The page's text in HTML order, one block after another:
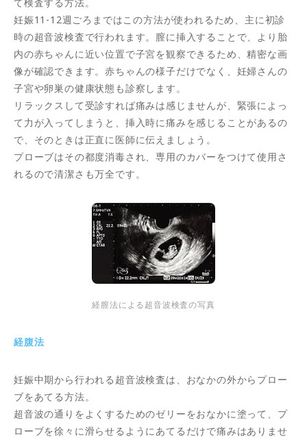
妊娠11-12週ごろまではこの方法が使われるため、主に初診
時の超音波検査で行われます。膣に挿入することで、より胎
内の赤ちゃんに近い位置で子宮を観察できるため、精密な画
像が確認できます。赤ちゃんの様子だけでなく、妊婦さんの
子宮や卵巣の健康状態も診察します。
リラックスして受診すれば痛みは感じませんが、緊張によっ
て力が入ってしまうと、挿入時に痛みを感じることがあるの
で、そのときは正直に医師に伝えましょう。
プローブはその都度消毒され、専用のカバーをつけて使用さ
れるので清潔さも万全です。
経膣法による超音波検査の写真
経腹法
妊娠中期から行われる超音波検査は、おなかの外からプロー
ブをあてる方法。
超音波の通りをよくするためのゼリーをおなかに塗って、プ
ローブを徐々に滑らせるようにあてるだけで痛みはありませ